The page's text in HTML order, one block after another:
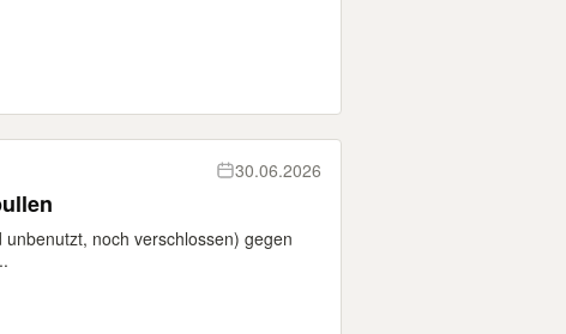
30.06.2026
Ampullen
noch verschlossen) gegen